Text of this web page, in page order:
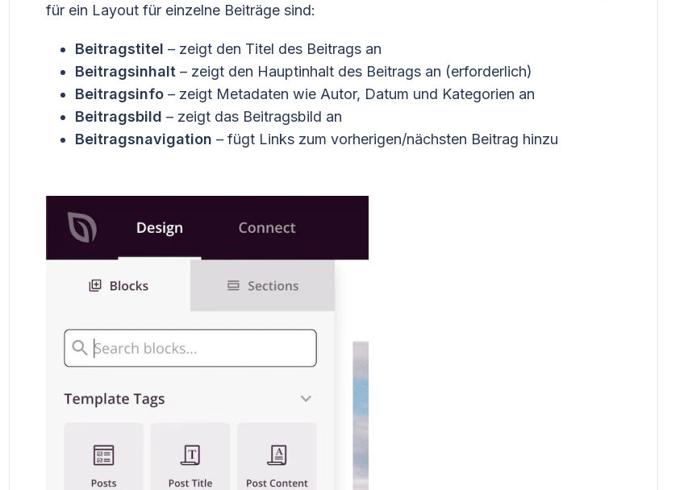
für ein Layout für einzelne Beiträge sind:
Beitragstitel – zeigt den Titel des Beitrags an
Beitragsinhalt – zeigt den Hauptinhalt des Beitrags an (erforderlich)
Beitragsinfo– zeigt Metadaten wie Autor, Datum und Kategorien an
Beitragsbild – zeigt das Beitragsbild an
Beitragsnavigation – fügt Links zum vorherigen/nächsten Beitrag hinzu